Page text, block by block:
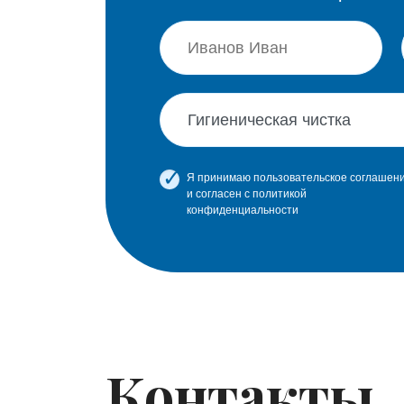
Я принимаю пользовательское
и согласен с политикой
конфиденциальности